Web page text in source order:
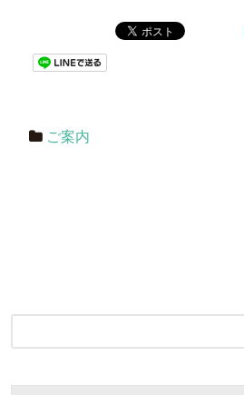
ご案内